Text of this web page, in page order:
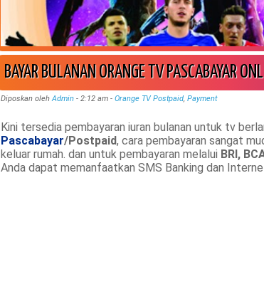
BAYAR BULANAN ORANGE TV PASCABAYAR
Diposkan olehAdmin -2:12 am - Orange TV Postpaid, Payment
Kini tersedia pembayaran iuran bulanan untuk tv
Pascabayar/Postpaid, cara pembayaran sangat
keluar rumah. dan untuk pembayaran melalui BRI,
Anda dapat memanfaatkan SMS Banking dan